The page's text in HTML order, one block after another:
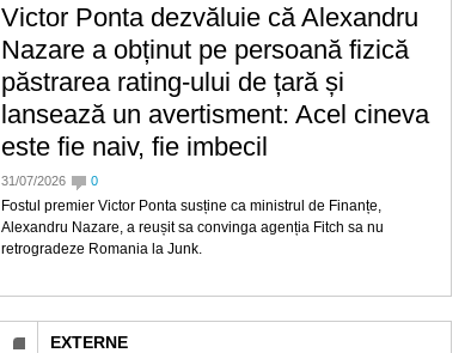
Victor Ponta dezvăluie că Alexandru
Nazare a obținut pe persoană fizică
păstrarea rating-ului de țară și
lansează un avertisment: Acel cineva
este fie naiv, fie imbecil
31/07/2026 0
Fostul premier Victor Ponta susține ca ministrul de Finanțe,
Alexandru Nazare, a reușit sa convinga agenția Fitch sa nu
retrogradeze Romania la Junk.
EXTERNE